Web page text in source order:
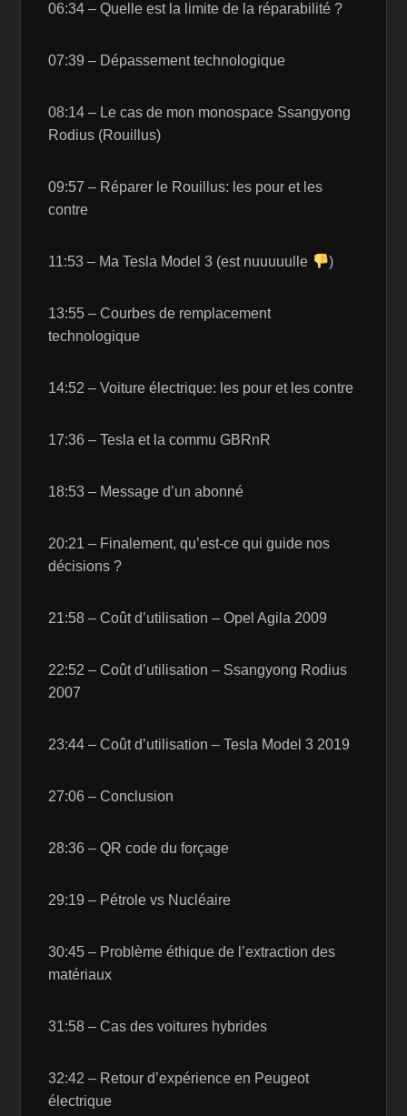
06:34 – Quelle est la limite de la réparabilité ?
07:39 – Dépassement technologique
08:14 – Le cas de mon monospace Ssangyong
Rodius (Rouillus)
09:57 – Réparer le Rouillus: les pour et les
contre
11:53 – Ma Tesla Model 3 (est nuuuuulle )
13:55 – Courbes de remplacement
technologique
14:52 – Voiture électrique: les pour et les contre
17:36 – Tesla et la commu GBRnR
18:53 – Message d’un abonné
20:21 – Finalement, qu’est-ce qui guide nos
décisions ?
21:58 – Coût d’utilisation – Opel Agila 2009
22:52 – Coût d’utilisation – Ssangyong Rodius
2007
23:44 – Coût d’utilisation – Tesla Model 3 2019
27:06 – Conclusion
28:36 – QR code du forçage
29:19 – Pétrole vs Nucléaire
30:45 – Problème éthique de l’extraction des
matériaux
31:58 – Cas des voitures hybrides
32:42 – Retour d’expérience en Peugeot
électrique